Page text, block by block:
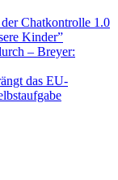
Chatkontrolle 1.0
Kinder”
– Breyer:
das EU-